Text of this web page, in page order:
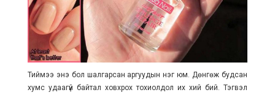
Тиймээ энэ бол шалгарсан аргуудын нэг юм. Дөнгөж будсан
хумс удаагүй байтал ховхрох тохиолдол их хий бий. Тэгвэл